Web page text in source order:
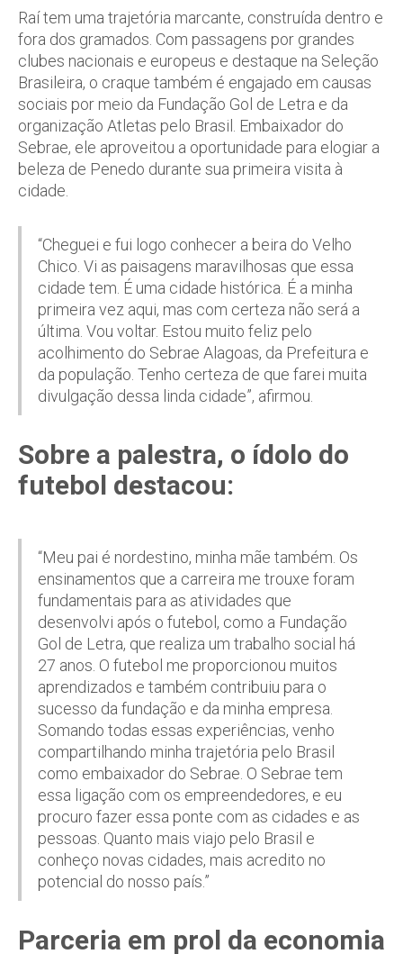
Raí tem uma trajetória marcante, construída dentro e
fora dos gramados. Com passagens por grandes
clubes nacionais e europeus e destaque na Seleção
Brasileira, o craque também é engajado em causas
sociais por meio da Fundação Gol de Letra e da
organização Atletas pelo Brasil. Embaixador do
Sebrae, ele aproveitou a oportunidade para elogiar a
beleza de Penedo durante sua primeira visita à
cidade.
“Cheguei e fui logo conhecer a beira do Velho
Chico. Vi as paisagens maravilhosas que essa
cidade tem. É uma cidade histórica. É a minha
primeira vez aqui, mas com certeza não será a
última. Vou voltar. Estou muito feliz pelo
acolhimento do Sebrae Alagoas, da Prefeitura e
da população. Tenho certeza de que farei muita
divulgação dessa linda cidade”, afirmou.
Sobre a palestra, o ídolo do
futebol destacou:
“Meu pai é nordestino, minha mãe também. Os
ensinamentos que a carreira me trouxe foram
fundamentais para as atividades que
desenvolvi após o futebol, como a Fundação
Gol de Letra, que realiza um trabalho social há
27 anos. O futebol me proporcionou muitos
aprendizados e também contribuiu para o
sucesso da fundação e da minha empresa.
Somando todas essas experiências, venho
compartilhando minha trajetória pelo Brasil
como embaixador do Sebrae. O Sebrae tem
essa ligação com os empreendedores, e eu
procuro fazer essa ponte com as cidades e as
pessoas. Quanto mais viajo pelo Brasil e
conheço novas cidades, mais acredito no
potencial do nosso país.”
Parceria em prol da economia